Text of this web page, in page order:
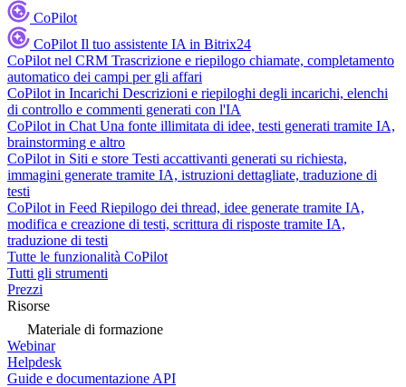
CoPilot
CoPilot Il tuo assistente IA in Bitrix24
CoPilot nel CRM Trascrizione e riepilogo chiamate, completamento
automatico dei campi per gli affari
CoPilot in Incarichi Descrizioni e riepiloghi degli incarichi, elenchi
di controllo e commenti generati con l'IA
CoPilot in Chat Una fonte illimitata di idee, testi generati tramite IA,
brainstorming e altro
CoPilot in Siti e store Testi accattivanti generati su richiesta,
immagini generate tramite IA, istruzioni dettagliate, traduzione di
testi
CoPilot in Feed Riepilogo dei thread, idee generate tramite IA,
modifica e creazione di testi, scrittura di risposte tramite IA,
traduzione di testi
Tutte le funzionalità CoPilot
Tutti gli strumenti
Prezzi
Risorse
Materiale di formazione
Webinar
Helpdesk
Guide e documentazione API